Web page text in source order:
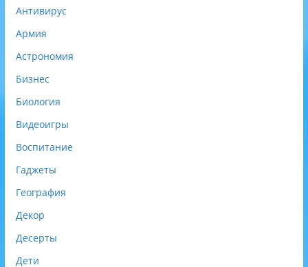
Антивирус
Армия
Астрономия
Бизнес
Биология
Видеоигры
Воспитание
Гаджеты
География
Декор
Десерты
Дети